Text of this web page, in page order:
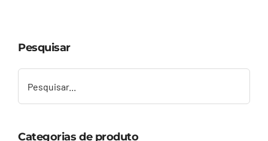
Contato
Pesquisar
Categorias de produto